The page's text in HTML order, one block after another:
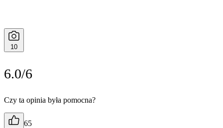
10
6.0/6
Czy ta opinia była pomocna?
65